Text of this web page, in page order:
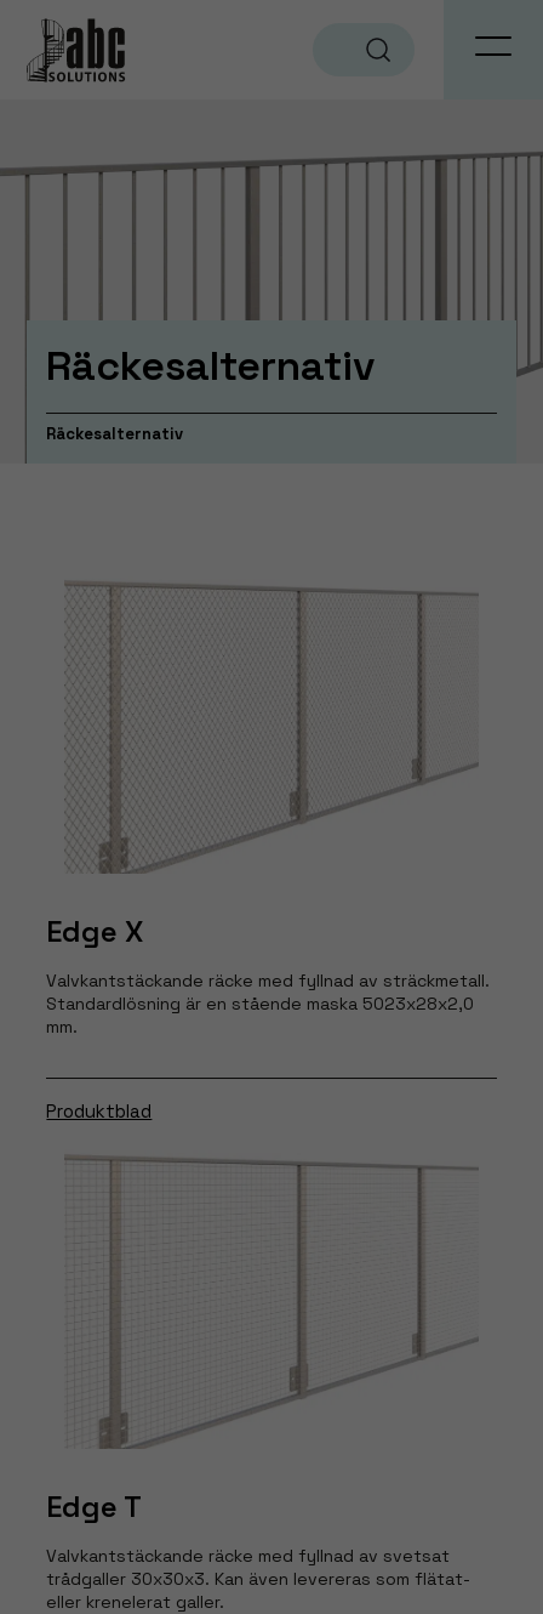
Räckesalternativ
Räckesalternativ
Edge X
Valvkantstäckande räcke med fyllnad av sträckmetall.
Standardlösning är en stående maska 5023x28x2,0
mm.
Produktblad
Edge T
Valvkantstäckande räcke med fyllnad av svetsat
trådgaller 30x30x3. Kan även levereras som flätat-
eller krenelerat galler.